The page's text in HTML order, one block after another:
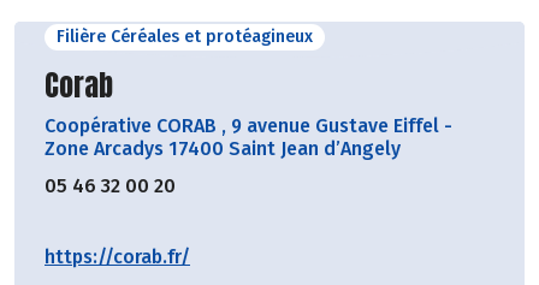
Filière Céréales et protéagineux
Découvrir le producteur
Corab
Coopérative CORAB , 9 avenue Gustave Eiffel -
Zone Arcadys 17400 Saint Jean d’Angely
05 46 32 00 20
https://corab.fr/